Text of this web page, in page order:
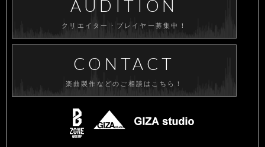
AUDITION
クリエイター・プレイヤー募集中！
CONTACT
楽曲製作などのご相談はこちら！